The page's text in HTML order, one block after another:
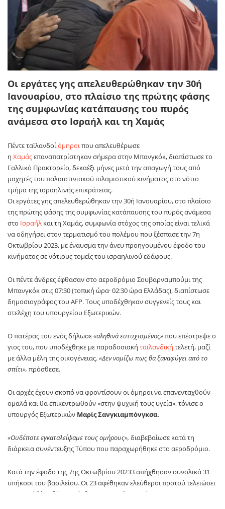
Οι εργάτες γης απελευθερώθηκαν την 30ή
Ιανουαρίου, στο πλαίσιο της πρώτης φάσης
της συμφωνίας κατάπαυσης του πυρός
ανάμεσα στο Ισραήλ και τη Χαμάς
Πέντε ταϊλανδοίόμηροιπου απελευθέρωσε
η Χαμάςεπαναπατρίστηκαν σήμερα στην Μπανγκόκ, διαπίστωσε το
Γαλλικό Πρακτορείο, δεκαέξι μήνες μετά την απαγωγή τους από
μαχητές του παλαιστινιακού ισλαμιστικού κινήματος στο νότιο
τμήμα της ισραηλινής επικράτειας.
Οι εργάτες γης απελευθερώθηκαν την 30ή Ιανουαρίου, στο πλαίσιο
της πρώτης φάσης της συμφωνίας κατάπαυσης του πυρός ανάμεσα
στο Ισραήλ και τη Χαμάς, συμφωνία στόχος της οποίας είναι τελικά
να οδηγήσει στον τερματισμό του πολέμου που ξέσπασε την 7η
Οκτωβρίου 2023, με έναυσμα την άνευ προηγουμένου έφοδο του
κινήματος σε νότιους τομείς του ισραηλινού εδάφους.
Οι πέντε άνδρες έφθασαν στο αεροδρόμιο Σουβαρναμπούμι της
Μπανγκόκ στις 07:30 (τοπική ώρα· 02:30 ώρα Ελλάδας), διαπίστωσε
δημοσιογράφος του AFP. Τους υποδέχθηκαν συγγενείς τους και
στελέχη του υπουργείου Εξωτερικών.
Ο πατέρας του ενός δήλωσε«αληθινά ευτυχισμένος»που επέστρεψε ο
γιος του, που υποδέχθηκε με παραδοσιακή ταϊλανδική τελετή, μαζί
με άλλα μέλη της οικογένειας.«Δεν νομίζω πως θα ξαναφύγει από το
σπίτι», πρόσθεσε.
Οι αρχές έχουν σκοπό να φροντίσουν οι όμηροι να επανενταχθούν
ομαλά και θα επικεντρωθούν «στην ψυχική τους υγεία», τόνισε ο
υπουργός Εξωτερικών Μαρίς Σανγκιαμπόνγκσα.
«Ουδέποτε εγκαταλείψαμε τους ομήρους», διαβεβαίωσε κατά τη
διάρκεια συνέντευξης Τύπου που παραχωρήθηκε στο αεροδρόμιο.
Κατά την έφοδο της 7ης Οκτωβρίου 20233 απήχθησαν συνολικά 31
υπήκοοι του βασιλείου. Οι 23 αφέθηκαν ελεύθεροι προτού τελειώσει
το 2023. Άλλοι δύο κηρύχθηκαν νεκροί τον Μάιο του 2024. Ο